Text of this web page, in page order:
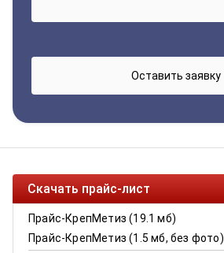
Скачать прайс-лист
Прайс-КрепМетиз (19.1 мб)
Прайс-КрепМетиз (1.5 мб, без фото)